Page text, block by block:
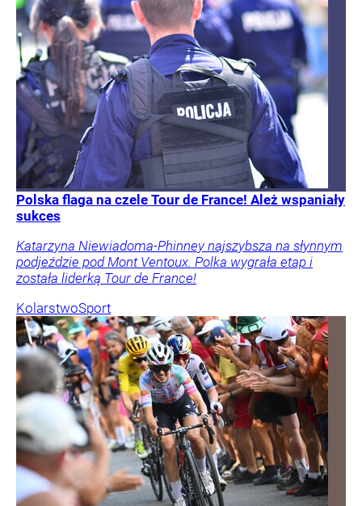
Polska flaga na czele Tour de France! Ależ wspaniały
sukces
Katarzyna Niewiadoma-Phinney najszybsza na słynnym
podjeździe pod Mont Ventoux. Polka wygrała etap i
została liderką Tour de France!
KolarstwoSport